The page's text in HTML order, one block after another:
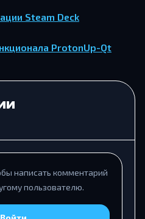
Steam Deck
ProtonUp-Qt
написать комментарий
пользователю.